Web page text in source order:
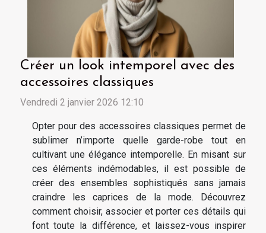
Créer un look intemporel avec des
accessoires classiques
Vendredi 2 janvier 2026 12:10
Opter pour des accessoires classiques permet de
sublimer n’importe quelle garde-robe tout en
cultivant une élégance intemporelle. En misant sur
ces éléments indémodables, il est possible de
créer des ensembles sophistiqués sans jamais
craindre les caprices de la mode. Découvrez
comment choisir, associer et porter ces détails qui
font toute la différence, et laissez-vous inspirer